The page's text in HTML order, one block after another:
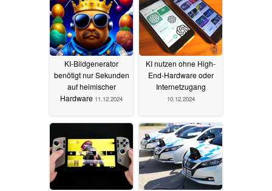
KI-Bildgenerator
benötigt nur Sekunden
auf heimischer
Hardware 11.12.2024
KI nutzen ohne High-
End-Hardware oder
Internetzugang
10.12.2024